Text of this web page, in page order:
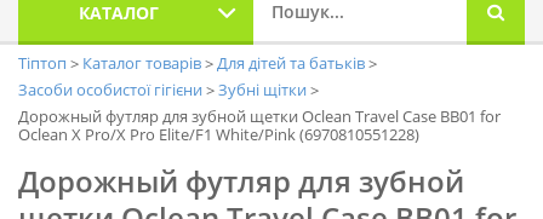
КАТАЛОГ
Тіптоп Каталог товарів
Для дітей та батьків
Засоби особистої гігієни
Зубні щітки
Дорожный футляр для зубной щетки Oclean Travel Case BB01 for
Oclean X Pro/X Pro Elite/F1 White/Pink (6970810551228)
Дорожный футляр для зубной